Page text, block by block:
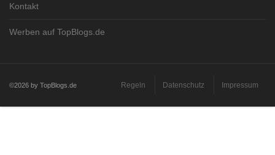
Kontakt
Werben auf TopBlogs.de
©2026 by TopBlogs.de Regeln Datenschutz Impressum